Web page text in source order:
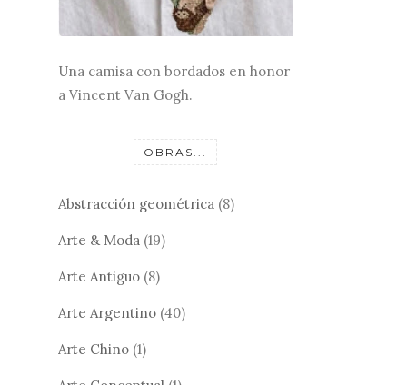
Una camisa con bordados en honor
a Vincent Van Gogh.
OBRAS...
Abstracción geométrica (8)
Arte & Moda (19)
Arte Antiguo (8)
Arte Argentino (40)
Arte Chino (1)